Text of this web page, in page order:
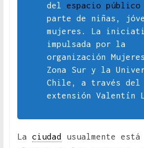
del espacio público
parte de niñas,
mujeres. La
impulsada por la
organización
Zona Sur y la
Chile, a través del
extensión Valentín
La ciudad
usualmente